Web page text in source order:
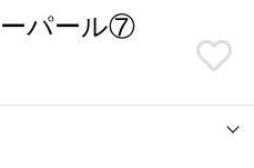
パール⑦